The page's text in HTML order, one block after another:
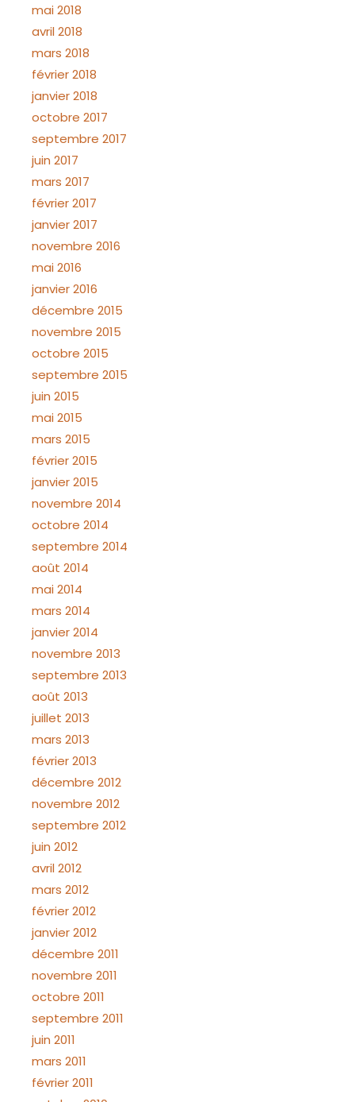
mai 2018
avril 2018
mars 2018
février 2018
janvier 2018
octobre 2017
septembre 2017
juin 2017
mars 2017
février 2017
janvier 2017
novembre 2016
mai 2016
janvier 2016
décembre 2015
novembre 2015
octobre 2015
septembre 2015
juin 2015
mai 2015
mars 2015
février 2015
janvier 2015
novembre 2014
octobre 2014
septembre 2014
août 2014
mai 2014
mars 2014
janvier 2014
novembre 2013
septembre 2013
août 2013
juillet 2013
mars 2013
février 2013
décembre 2012
novembre 2012
septembre 2012
juin 2012
avril 2012
mars 2012
février 2012
janvier 2012
décembre 2011
novembre 2011
octobre 2011
septembre 2011
juin 2011
mars 2011
février 2011